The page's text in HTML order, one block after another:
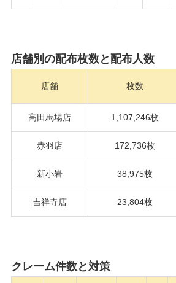
店舗別の配布枚数と配布人数
店舗 枚数
高田馬場店 1,107,246枚
赤羽店 172,736枚
新小岩 38,975枚
吉祥寺店 23,804枚
クレーム件数と対策